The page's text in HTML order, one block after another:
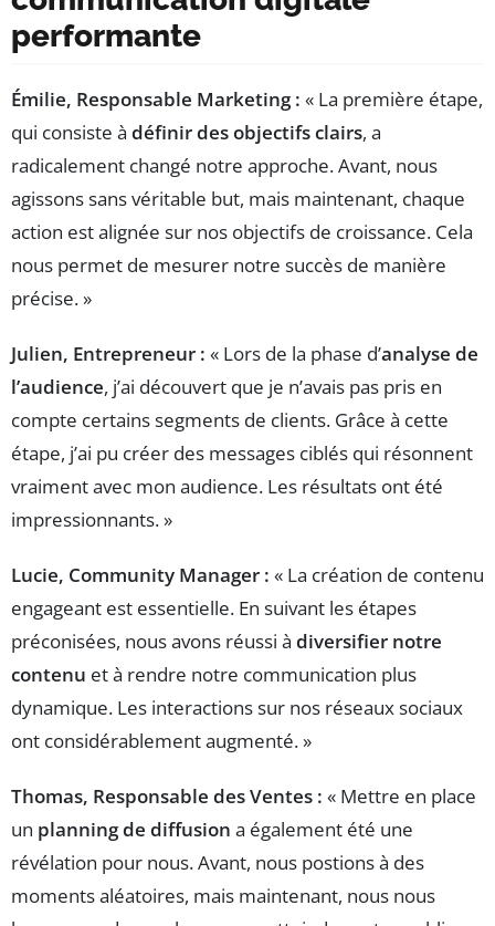
performante
Émilie, Responsable Marketing : « La première étape,
qui consiste à définir des objectifs clairs, a
radicalement changé notre approche. Avant, nous
agissons sans véritable but, mais maintenant, chaque
action est alignée sur nos objectifs de croissance. Cela
nous permet de mesurer notre succès de manière
précise. »
Julien, Entrepreneur : « Lors de la phase d’analyse de
l’audience, j’ai découvert que je n’avais pas pris en
compte certains segments de clients. Grâce à cette
étape, j’ai pu créer des messages ciblés qui résonnent
vraiment avec mon audience. Les résultats ont été
impressionnants. »
Lucie, Community Manager : « La création de contenu
engageant est essentielle. En suivant les étapes
préconisées, nous avons réussi à diversifier notre
contenu et à rendre notre communication plus
dynamique. Les interactions sur nos réseaux sociaux
ont considérablement augmenté. »
Thomas, Responsable des Ventes : « Mettre en place
un planning de diffusion a également été une
révélation pour nous. Avant, nous postions à des
moments aléatoires, mais maintenant, nous nous